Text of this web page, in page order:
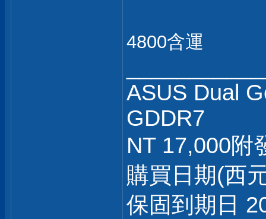
4800含運
ASUS Dual
GDDR7
NT 17,000附
購買日期(西
保固到期日